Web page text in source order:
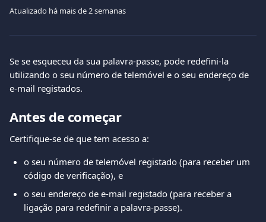
Atualizado há mais de 2 semanas
Se se esqueceu da sua palavra-passe, pode redefini-la
utilizando o seu número de telemóvel e o seu endereço de
e-mail registados.
Antes de começar
Certifique-se de que tem acesso a:
o seu número de telemóvel registado (para receber um
código de verificação), e
o seu endereço de e-mail registado (para receber a
ligação para redefinir a palavra-passe).